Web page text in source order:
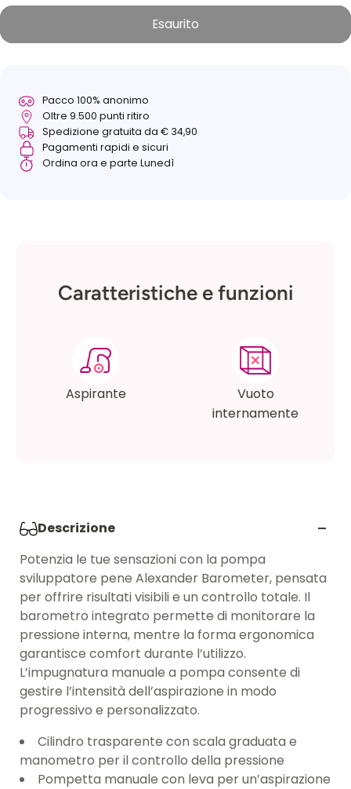
Esaurito
Pacco 100% anonimo
Oltre 9.500 punti ritiro
Spedizione gratuita da € 34,90
Pagamenti rapidi e sicuri
Ordina ora e parte Lunedì
Caratteristiche e funzioni
Aspirante
Vuoto
internamente
Descrizione
Potenzia le tue sensazioni con la pompa
sviluppatore pene Alexander Barometer, pensata
per offrire risultati visibili e un controllo totale. Il
barometro integrato permette di monitorare la
pressione interna, mentre la forma ergonomica
garantisce comfort durante l’utilizzo.
L’impugnatura manuale a pompa consente di
gestire l’intensità dell’aspirazione in modo
progressivo e personalizzato.
Cilindro trasparente con scala graduata e
manometro per il controllo della pressione
Pompetta manuale con leva per un’aspirazione